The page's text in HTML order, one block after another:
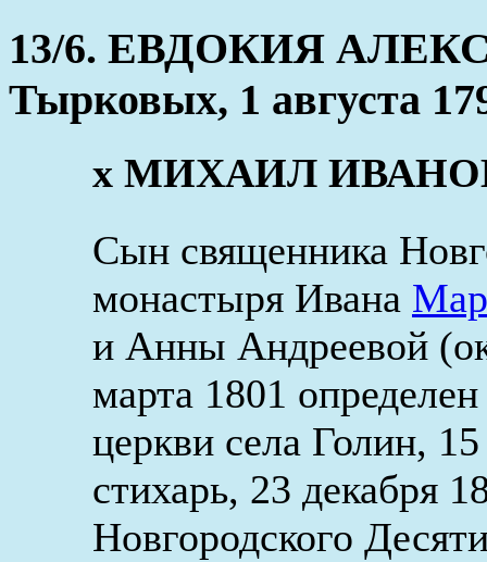
13/6. ЕВДОКИЯ
Тырковых, 1 августа
х МИХАИЛ ИВАНОВ
Cын священника
монастыря Ивана
и Анны Андреевой
марта 1801
церкви села Голин,
стихарь, 23 декабря
Новгородского